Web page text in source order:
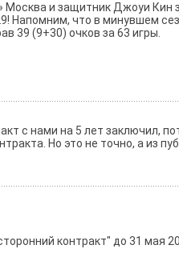
Москва и защитник Джоуи
Напомним, что в минувшем
39 (9+30) очков за 63 игры.
с нами на 5 лет заключил,
Но это не точно, а из
контракт" до 31 мая